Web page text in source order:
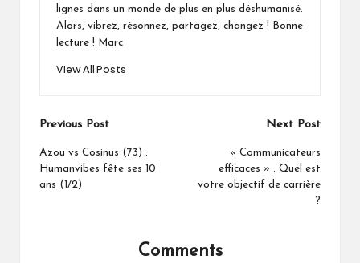
lignes dans un monde de plus en plus déshumanisé.
Alors, vibrez, résonnez, partagez, changez ! Bonne
lecture ! Marc
View All Posts
Post
navigation
Previous Post
Azou vs Cosinus (73) :
Humanvibes fête ses 10
ans (1/2)
Next Post
« Communicateurs
efficaces » : Quel est
votre objectif de carrière
?
Comments